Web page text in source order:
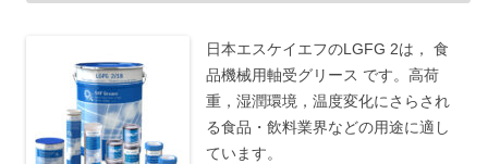
日本エスケイエフのLGFG 2は， 食
品機械用軸受グリース です。高荷
重，湿潤環境，温度変化にさらされ
る食品・飲料業界などの用途に適し
ています。